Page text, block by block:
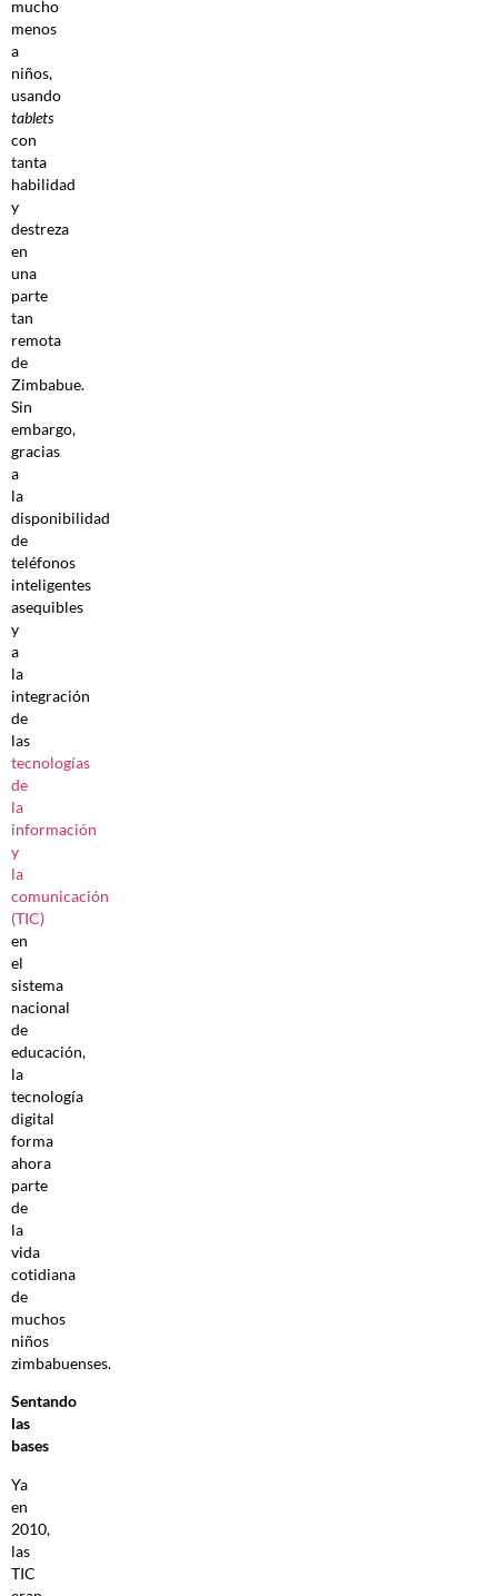
mucho
menos
a
niños,
usando
tablets
con
tanta
habilidad
y
destreza
en
una
parte
tan
remota
de
Zimbabue.
Sin
embargo,
gracias
a
la
disponibilidad
de
teléfonos
inteligentes
asequibles
y
a
la
integración
de
las
tecnologías
de
la
información
y
la
comunicación
(TIC)
en
el
sistema
nacional
de
educación,
la
tecnología
digital
forma
ahora
parte
de
la
vida
cotidiana
de
muchos
niños
zimbabuenses.
Sentando
las
bases
Ya
en
2010,
las
TIC